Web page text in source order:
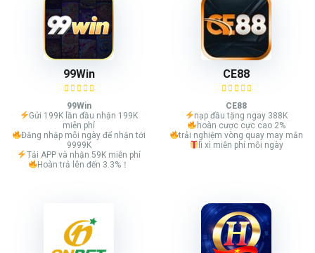
99Win
99Win
Gửi 199K lần đầu nhận 199K
miễn phí
Đăng nhập mỗi ngày để nhận tới
9999K
Tải APP và nhận 59K miễn phí
Hoàn trả lên đến 3.3%！
CE88
CE88
nạp đầu tặng ngay 388K
hoàn cược cực cao 2%
trải nghiệm vòng quay may mắn
lì xì miễn phí mỗi ngày